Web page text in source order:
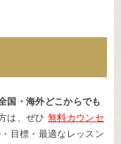
国・海外どこからでも
は、ぜひ無料カウンセ
目標・最適なレッスン